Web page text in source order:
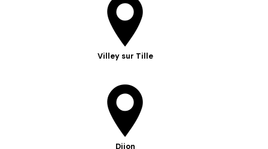
Villey sur Tille
Dijon